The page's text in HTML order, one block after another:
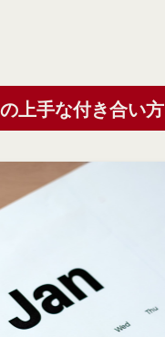
上手な付き合い方